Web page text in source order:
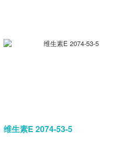
维生素E 2074-53-5